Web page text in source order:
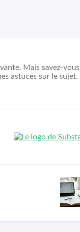
Mais savez-vous
astuces sur le sujet.